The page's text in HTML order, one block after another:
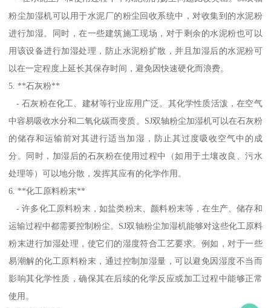
粉尘加湿机可以用于水泥厂的粉尘回收系统中，对收集到的水泥粉
进行加湿。同时，在一些建筑施工现场，对于剩余的水泥粉也可以
用该设备进行加湿处理，防止水泥粉扩散，并且加湿后的水泥粉可
以在一定程度上延长其保存时间，避免因快速硬化而浪费。
5. **石灰粉**
- 石灰粉在化工、建材等行业应用广泛。其化学性质活泼，在空气
中容易吸收水分和二氧化碳而变质。SJ双轴粉尘加湿机可以在石灰粉
的储存和运输前对其进行适当加湿，防止其过度吸收空气中的成
分。同时，加湿后的石灰粉在使用过程中（如用于土壤改良、污水
处理等）可以地分散，发挥其应有的化学作用。
6. **化工原料粉末**
- 许多化工原料粉末，如盐类粉末、颜料粉末等，在生产、储存和
运输过程中都需要控制粉尘。SJ双轴粉尘加湿机能够对这些化工原料
粉末进行加湿处理，使它们的湿度符合工艺要求。例如，对于一些
易潮解的化工原料粉末，通过控制加湿量，可以避免因湿度不当而
影响其化学性质，确保其在后续的化学反应或加工过程中能够正常
使用。